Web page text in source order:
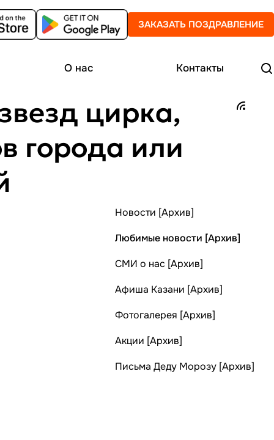
ЗАКАЗАТЬ ПОЗДРАВЛЕНИЕ
О нас Контакты
цирка,
города или
Новости [Архив]
Любимые новости [Архив]
СМИ о нас [Архив]
Афиша Казани [Архив]
Фотогалерея [Архив]
Акции [Архив]
Письма Деду Морозу [Архив]